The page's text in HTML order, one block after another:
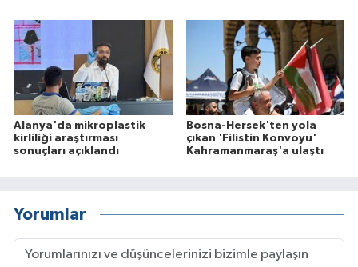
Alanya'da mikroplastik
kirliliği araştırması
sonuçları açıklandı
Bosna-Hersek'ten yola
çıkan 'Filistin Konvoyu'
Kahramanmaraş'a ulaştı
Yorumlar